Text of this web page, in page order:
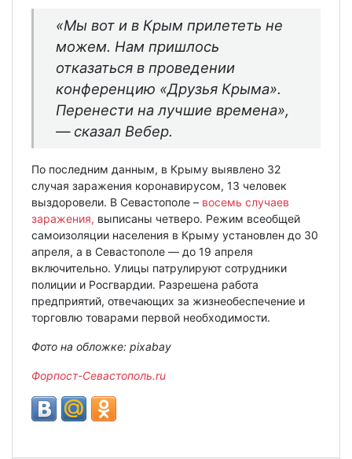
«Мы вот и в Крым прилететь не
можем. Нам пришлось
отказаться в проведении
конференцию «Друзья Крыма».
Перенести на лучшие времена»,
— сказал Вебер.
По последним данным, в Крыму выявлено 32
случая заражения коронавирусом, 13 человек
выздоровели. В Севастополе – восемь случаев
заражения, выписаны четверо. Режим всеобщей
самоизоляции населения в Крыму установлен до 30
апреля, а в Севастополе — до 19 апреля
включительно. Улицы патрулируют сотрудники
полиции и Росгвардии. Разрешена работа
предприятий, отвечающих за жизнеобеспечение и
торговлю товарами первой необходимости.
Фото на обложке: pixabay
Форпост-Севастополь.ru